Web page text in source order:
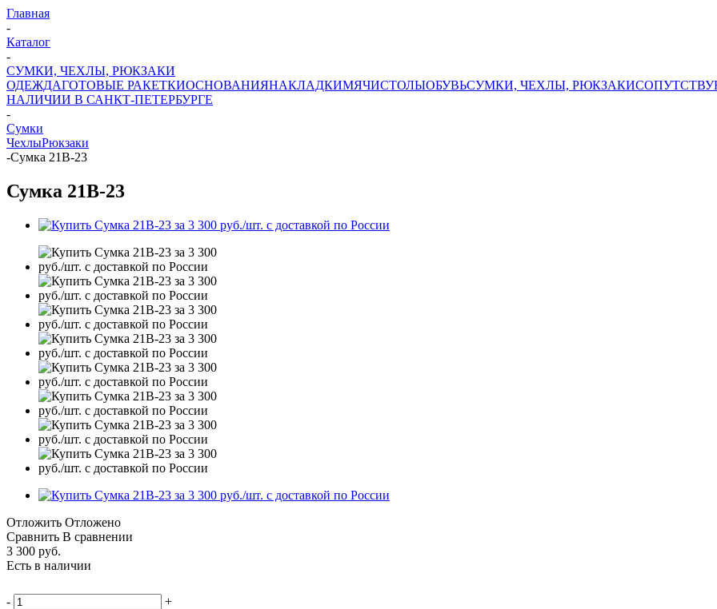
Главная
-
Каталог
-
СУМКИ, ЧЕХЛЫ, РЮКЗАКИ
ОДЕЖДАГОТОВЫЕ РАКЕТКИОСНОВАНИЯНАКЛАДКИМЯЧИСТОЛЫОБУВЬСУМКИ, ЧЕХЛЫ, РЮКЗАКИ
НАЛИЧИИ В САНКТ-ПЕТЕРБУРГЕ
-
Сумки
ЧехлыРюкзаки
-Сумка 21B-23
Сумка 21B-23
Отложить Отложено
Сравнить В сравнении
3 300 руб.
Есть в наличии
-
+